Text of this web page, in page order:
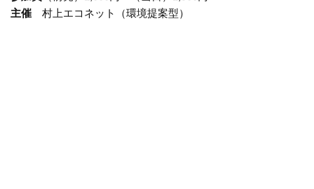
主催
村上エコネット（環境提案型）